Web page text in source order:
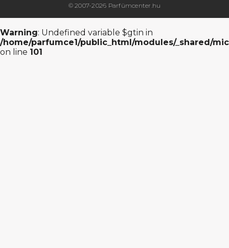
© 2007-2026 Parfümcenter.hu
Warning: Undefined variable $gtin in
/home/parfumce1/public_html/modules/_shared/
on line 101